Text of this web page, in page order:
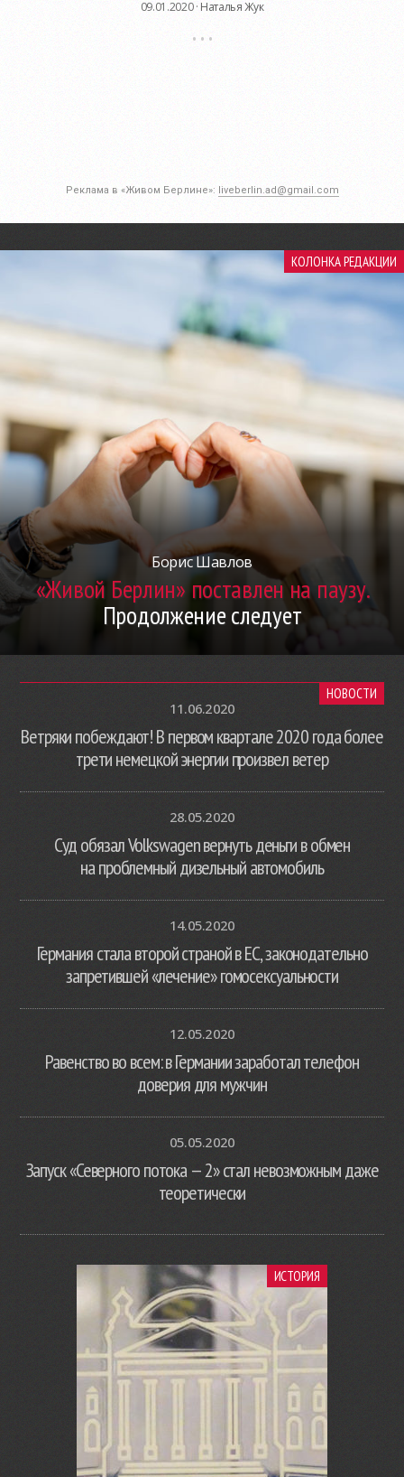
09.01.2020 ·Наталья Жук
Реклама в «Живом Берлине»: liveberlin.ad@gmail.com
КОЛОНКА РЕДАКЦИИ
Борис Шавлов
«Живой Берлин» поставлен на паузу.
Продолжение следует
НОВОСТИ
11.06.2020
Ветряки побеждают! В первом квартале 2020 года более
трети немецкой энергии произвел ветер
28.05.2020
Суд обязал Volkswagen вернуть деньги в обмен
на проблемный дизельный автомобиль
14.05.2020
Германия стала второй страной в ЕС, законодательно
запретившей «лечение» гомосексуальности
12.05.2020
Равенство во всем: в Германии заработал телефон
доверия для мужчин
05.05.2020
Запуск «Северного потока — 2» стал невозможным даже
теоретически
ИСТОРИЯ